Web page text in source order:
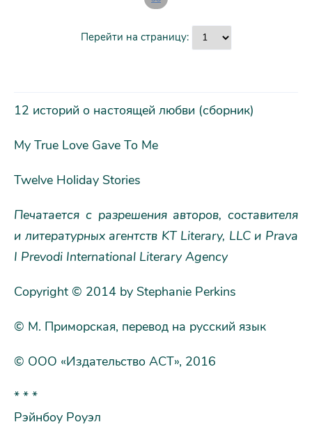
Перейти на страницу:
12 историй о настоящей любви (сборник)
My True Love Gave To Me
Twelve Holiday Stories
Печатается с разрешения авторов, составителя
и литературных агентств KT Literary, LLC и Prava
I Prevodi International Literary Agency
Copyright © 2014 by Stephanie Perkins
© М. Приморская, перевод на русский язык
© ООО «Издательство АСТ», 2016
* * *
Рэйнбоу Роуэл